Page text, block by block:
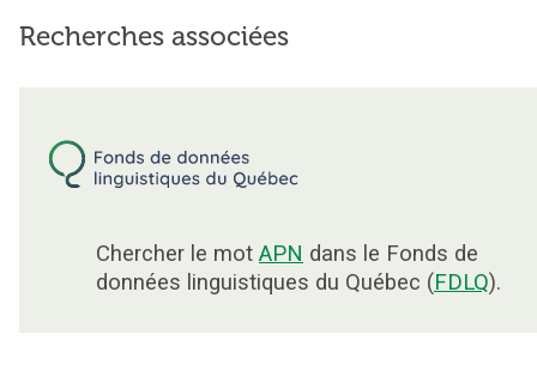
Recherches associées
Chercher le mot APN dans le Fonds de
données linguistiques du Québec (FDLQ).